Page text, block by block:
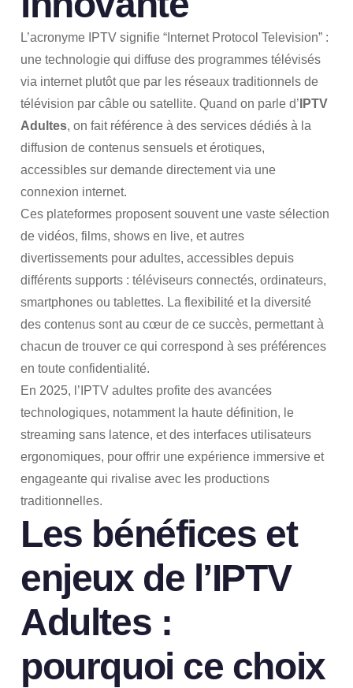
L’acronyme IPTV signifie “Internet Protocol Television” :
une technologie qui diffuse des programmes télévisés
via internet plutôt que par les réseaux traditionnels de
télévision par câble ou satellite. Quand on parle d’ IPTV
Adultes, on fait référence à des services dédiés à la
diffusion de contenus sensuels et érotiques,
accessibles sur demande directement via une
connexion internet.
Ces plateformes proposent souvent une vaste sélection
de vidéos, films, shows en live, et autres
divertissements pour adultes, accessibles depuis
différents supports : téléviseurs connectés, ordinateurs,
smartphones ou tablettes. La flexibilité et la diversité
des contenus sont au cœur de ce succès, permettant à
chacun de trouver ce qui correspond à ses préférences
en toute confidentialité.
En 2025, l’IPTV adultes profite des avancées
technologiques, notamment la haute définition, le
streaming sans latence, et des interfaces utilisateurs
ergonomiques, pour offrir une expérience immersive et
engageante qui rivalise avec les productions
traditionnelles.
Les bénéfices et
enjeux de l’IPTV
Adultes :
pourquoi ce choix